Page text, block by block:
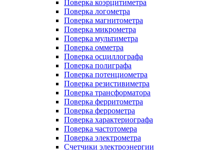
Поверка коэрцитиметра
Поверка логометра
Поверка магнитометра
Поверка микрометра
Поверка мультиметра
Поверка омметра
Поверка осциллографа
Поверка полиграфа
Поверка потенциометра
Поверка резистивиметра
Поверка трансформатора
Поверка ферритометра
Поверка феррометра
Поверка характериографа
Поверка частотомера
Поверка электрометра
Счетчики электроэнергии